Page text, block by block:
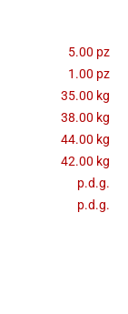
5.00 pz
1.00 pz
35.00 kg
38.00 kg
44.00 kg
42.00 kg
p.d.g.
p.d.g.